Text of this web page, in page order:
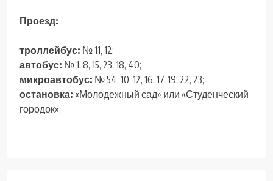
Проезд:
троллейбус: № 11, 12;
автобус: № 1, 8, 15, 23, 18, 40;
микроавтобус: № 54, 10, 12, 16, 17, 19, 22, 23;
остановка: «Молодежный сад» или «Студенческий
городок».